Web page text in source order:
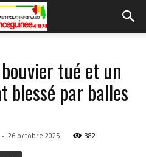
tué et un
blessé par balles
- 26 octobre 2025 382